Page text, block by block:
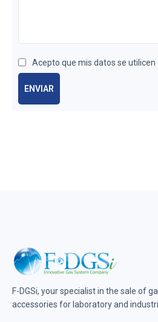
Acepto que mis datos se
ENVIAR
F-DGSi, your specialist in the sale of
accessories for laboratory and